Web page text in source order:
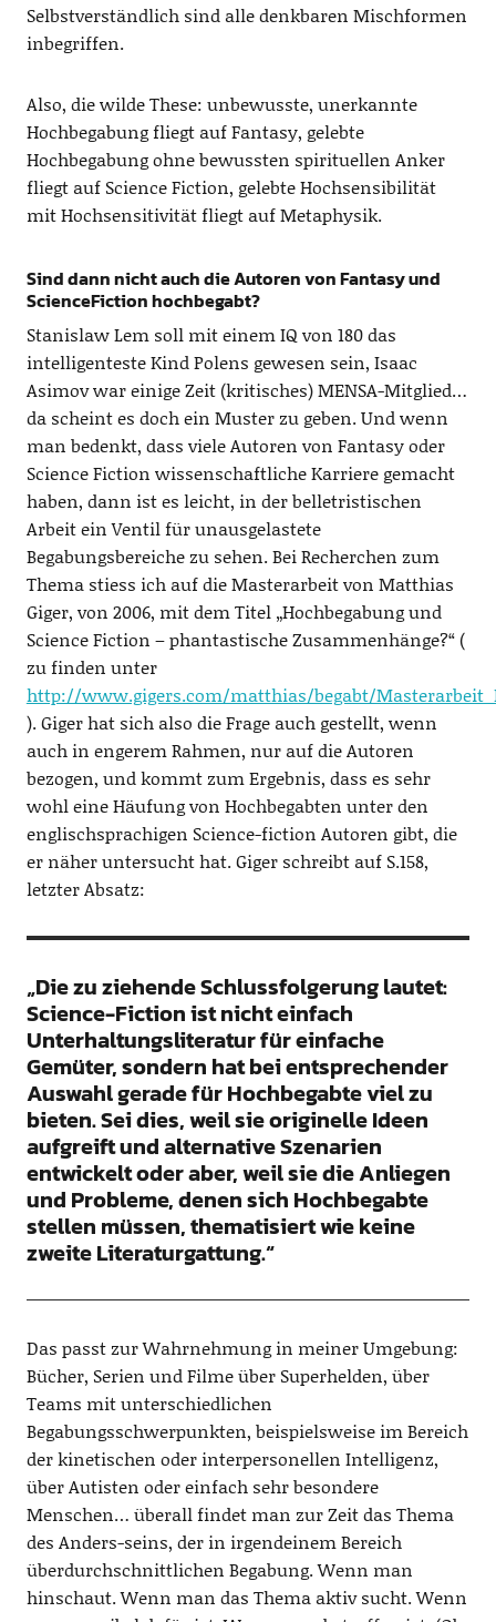
Selbstverständlich sind alle denkbaren Mischformen
inbegriffen.
Also, die wilde These: unbewusste, unerkannte
Hochbegabung fliegt auf Fantasy, gelebte
Hochbegabung ohne bewussten spirituellen Anker
fliegt auf Science Fiction, gelebte Hochsensibilität
mit Hochsensitivität fliegt auf Metaphysik.
Sind dann nicht auch die Autoren von Fantasy und
ScienceFiction hochbegabt?
Stanislaw Lem soll mit einem IQ von 180 das
intelligenteste Kind Polens gewesen sein, Isaac
Asimov war einige Zeit (kritisches) MENSA-Mitglied…
da scheint es doch ein Muster zu geben. Und wenn
man bedenkt, dass viele Autoren von Fantasy oder
Science Fiction wissenschaftliche Karriere gemacht
haben, dann ist es leicht, in der belletristischen
Arbeit ein Ventil für unausgelastete
Begabungsbereiche zu sehen. Bei Recherchen zum
Thema stiess ich auf die Masterarbeit von Matthias
Giger, von 2006, mit dem Titel „Hochbegabung und
Science Fiction – phantastische Zusammenhänge?“ (
zu finden unter
http://www.gigers.com/matthias/begabt/
). Giger hat sich also die Frage auch gestellt, wenn
auch in engerem Rahmen, nur auf die Autoren
bezogen, und kommt zum Ergebnis, dass es sehr
wohl eine Häufung von Hochbegabten unter den
englischsprachigen Science-fiction Autoren gibt, die
er näher untersucht hat. Giger schreibt auf S.158,
letzter Absatz:
„Die zu ziehende Schlussfolgerung lautet:
Science-Fiction ist nicht einfach
Unterhaltungsliteratur für einfache
Gemüter, sondern hat bei entsprechender
Auswahl gerade für Hochbegabte viel zu
bieten. Sei dies, weil sie originelle Ideen
aufgreift und alternative Szenarien
entwickelt oder aber, weil sie die Anliegen
und Probleme, denen sich Hochbegabte
stellen müssen, thematisiert wie keine
zweite Literaturgattung.“
Das passt zur Wahrnehmung in meiner Umgebung:
Bücher, Serien und Filme über Superhelden, über
Teams mit unterschiedlichen
Begabungsschwerpunkten, beispielsweise im Bereich
der kinetischen oder interpersonellen Intelligenz,
über Autisten oder einfach sehr besondere
Menschen… überall findet man zur Zeit das Thema
des Anders-seins, der in irgendeinem Bereich
überdurchschnittlichen Begabung. Wenn man
hinschaut. Wenn man das Thema aktiv sucht. Wenn